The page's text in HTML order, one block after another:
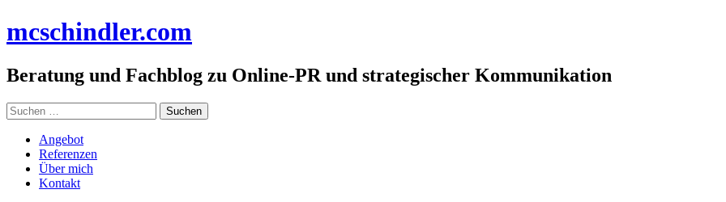
Inhalt
mcschindler.com
Beratung und Fachblog zu Online-PR und strategischer Kommunikation
Suchen
nach:
Angebot
Referenzen
Über mich
Kontakt